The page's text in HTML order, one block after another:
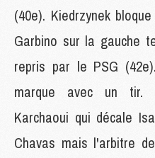
(40e). Kiedrzynek
Garbino sur la gauche
repris par le PSG
marque avec un tir.
Karchaoui qui décale
Chavas mais l'arbitre